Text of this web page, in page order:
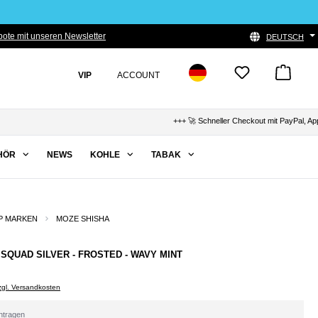
mit unseren Newsletter DEUTSCH
VIP ACCOUNT
+++ 🚀 Schneller Checkout mit PayPal, Apple
NEWS KOHLE TABAK
MARKEN MOZE SHISHA
SILVER - FROSTED - WAVY MINT
Versandkosten